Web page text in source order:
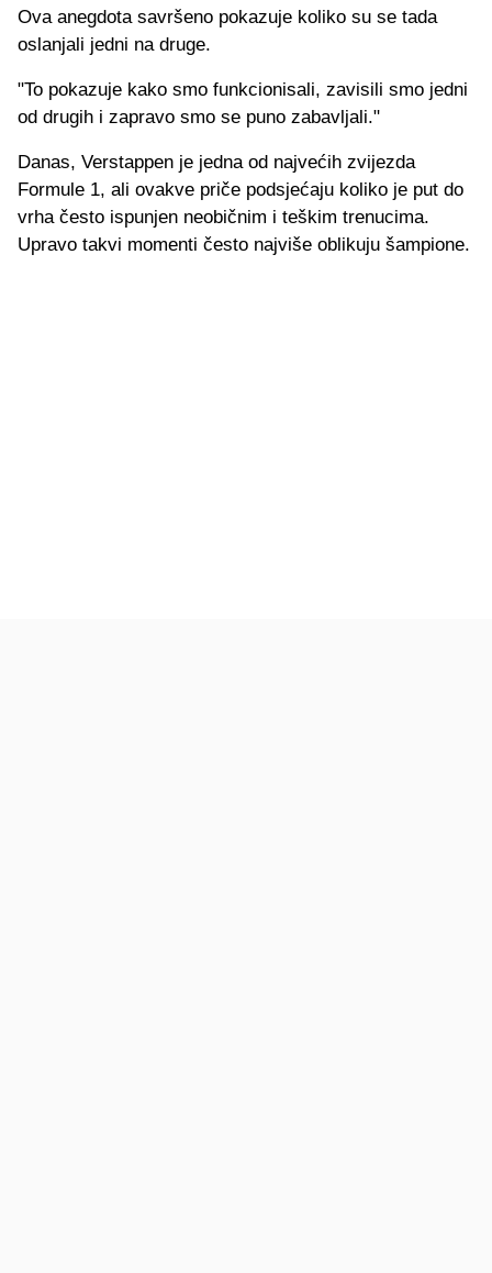
Ova anegdota savršeno pokazuje koliko su se tada
oslanjali jedni na druge.
"To pokazuje kako smo funkcionisali, zavisili smo jedni
od drugih i zapravo smo se puno zabavljali."
Danas, Verstappen je jedna od najvećih zvijezda
Formule 1, ali ovakve priče podsjećaju koliko je put do
vrha često ispunjen neobičnim i teškim trenucima.
Upravo takvi momenti često najviše oblikuju šampione.